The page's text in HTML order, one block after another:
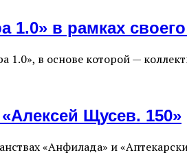
1.0» в рамках
1.0», в основе которой —
Щусев. 150»
«Анфилада» и